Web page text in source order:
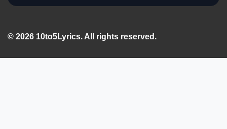
© 2026 10to5Lyrics. All rights reserved.